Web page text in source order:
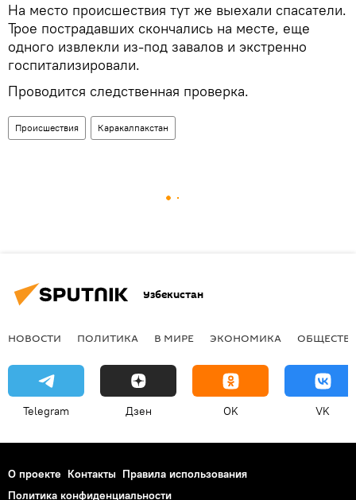
На место происшествия тут же выехали спасатели.
Трое пострадавших скончались на месте, еще
одного извлекли из-под завалов и экстренно
госпитализировали.
Проводится следственная проверка.
Происшествия Каракалпакстан
Узбекистан
НОВОСТИ ПОЛИТИКА В МИРЕ ЭКОНОМИКА
Telegram Дзен OK VK
О проекте Контакты Правила использования
Политика конфиденциальности